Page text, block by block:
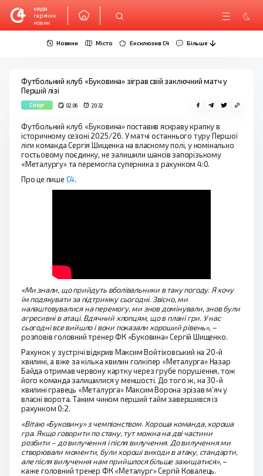
медіа
гарячих
новин
Новини Місто Ексклюзив C4 Більше
Футбольний клуб «Буковина» зіграв свій заключний матч у
Першій лізі
Спорт 02.06 20:32
Футбольний клуб «Буковина» поставив яскраву крапку в
історичному сезоні 2025/26. У матчі останнього туру Першої
ліги команда Сергія Шищенка на власному полі, у номінально
гостьовому поєдинку, не залишили шансів запорізькому
«Металургу» та перемогла суперника з рахунком 4:0.
Про це пише С4.
«Ми знали, що прийдуть вболівальники в таку погоду. Я хочу
їм подякувати за підтримку сьогодні. Звісно, ми
налаштовувалися на перемогу, ми знов домінували, знов були
агресивні в атаці. Вдячний хлопцям, що в плані гри. У нас
сьогодні все вийшло і вони показали хороший рівень», –
розповів головний тренер ФК «Буковина» Сергій Шищенко.
Рахунок у зустрічі відкрив Максим Войтіховський на 20-й
хвилині, а вже за кілька хвилин голкіпер «Металурга» Назар
Байда отримав червону картку через грубе порушення, тож
його команда залишилися у меншості. До того ж, на 30-й
хвилині гравець «Металурга» Максим Ворона зрізав м’яч у
власні ворота. Таким чином перший тайм завершився із
рахунком 0:2.
«Вітаю «Буковину» з чемпіонством. Хороша команда, хороша
гра. Якщо говорити по стану, тут можна на дві частини
розбити – до вилучення і після вилучення. До вилучення ми
створювали моменти, були хороші виходи в атаку, стандарти,
але після вилучення нам прийшлося більше захищатися», –
каже головний тренер ФК «Металург» Сергій Ковалець.